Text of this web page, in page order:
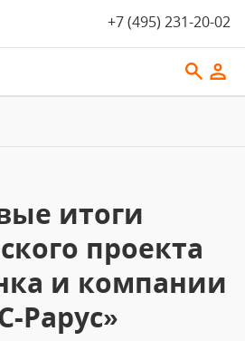
+7 (495) 231-20-02
итоги
проекта
и компании
Рарус»